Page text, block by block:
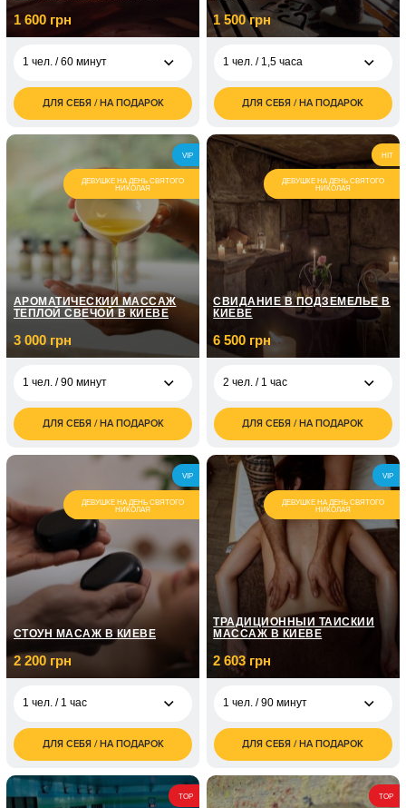
1 600 грн
1 чел. / 60 минут
1 600
грн
ДЛЯ СЕБЯ / НА ПОДАРОК
1 500 грн
1 чел. / 1,5 часа
1 500
грн
2 чел. / 1,5 часа
3 000
грн
ДЛЯ СЕБЯ / НА ПОДАРОК
VIP
ДЕВУШКЕ НА ДЕНЬ СВЯТОГО
НИКОЛАЯ
АРОМАТИЧЕСКИЙ МАССАЖ
ТЕПЛОЙ СВЕЧОЙ В КИЕВЕ
3 000 грн
1 чел. / 90 минут
3 000
грн
6 000
грн
ДЛЯ СЕБЯ / НА ПОДАРОК
HIT
ДЕВУШКЕ НА ДЕНЬ СВЯТОГО
НИКОЛАЯ
СВИДАНИЕ В ПОДЗЕМЕЛЬЕ В
КИЕВЕ
6 500 грн
2 чел. / 1 час
6 500
грн
2 чел. / 2 часа
7 500
грн
ДЛЯ СЕБЯ / НА ПОДАРОК
VIP
ДЕВУШКЕ НА ДЕНЬ СВЯТОГО
НИКОЛАЯ
СТОУН МАСАЖ В КИЕВЕ
2 200 грн
1 чел. / 1 час
2 200
грн
2 чел. / 1 час
4 400
грн
ДЛЯ СЕБЯ / НА ПОДАРОК
VIP
ДЕВУШКЕ НА ДЕНЬ СВЯТОГО
НИКОЛАЯ
ТРАДИЦИОННЫЙ ТАЙСКИЙ
МАССАЖ В КИЕВЕ
2 603 грн
1 чел. / 90 минут
2 603
грн
2 чел. / 90 минут
4 000
грн
ДЛЯ СЕБЯ / НА ПОДАРОК
TOP TOP